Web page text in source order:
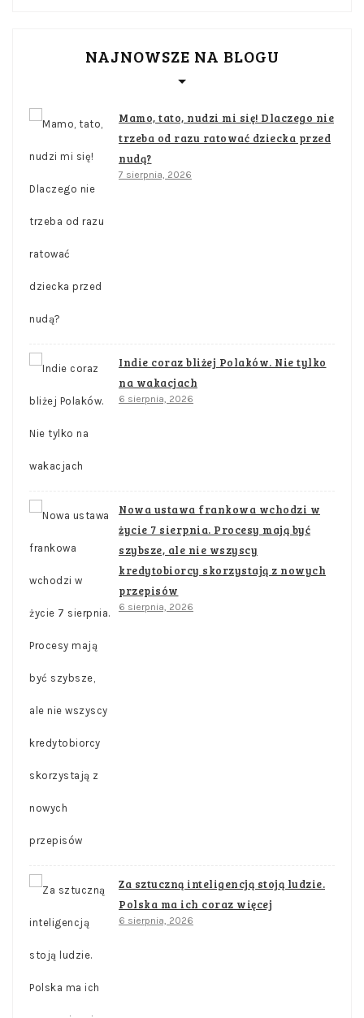
NAJNOWSZE NA BLOGU
Mamo, tato, nudzi mi się! Dlaczego nie
trzeba od razu ratować dziecka przed
nudą?
7 sierpnia, 2026
Indie coraz bliżej Polaków. Nie tylko
na wakacjach
6 sierpnia, 2026
Nowa ustawa frankowa wchodzi w
życie 7 sierpnia. Procesy mają być
szybsze, ale nie wszyscy
kredytobiorcy skorzystają z nowych
przepisów
6 sierpnia, 2026
Za sztuczną inteligencją stoją ludzie.
Polska ma ich coraz więcej
6 sierpnia, 2026